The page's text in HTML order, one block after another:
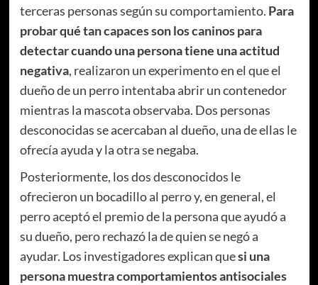
terceras personas según su comportamiento. Para
probar qué tan capaces son los caninos para
detectar cuando una persona tiene una actitud
negativa, realizaron un experimento en el que el
dueño de un perro intentaba abrir un contenedor
mientras la mascota observaba. Dos personas
desconocidas se acercaban al dueño, una de ellas le
ofrecía ayuda y la otra se negaba.
Posteriormente, los dos desconocidos le
ofrecieron un bocadillo al perro y, en general, el
perro aceptó el premio de la persona que ayudó a
su dueño, pero rechazó la de quien se negó a
ayudar. Los investigadores explican quesi una
persona muestra comportamientos antisociales